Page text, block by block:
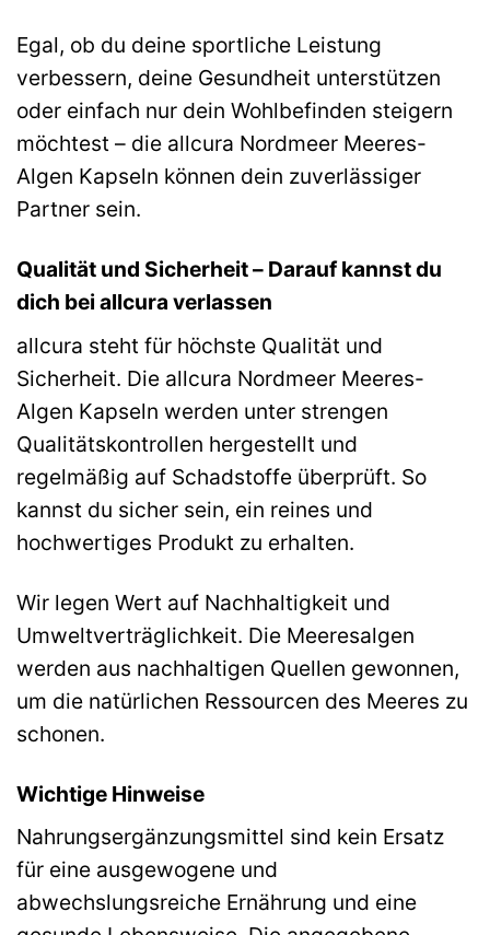
Egal, ob du deine sportliche Leistung
verbessern, deine Gesundheit unterstützen
oder einfach nur dein Wohlbefinden steigern
möchtest – die allcura Nordmeer Meeres-
Algen Kapseln können dein zuverlässiger
Partner sein.
Qualität und Sicherheit – Darauf kannst du
dich bei allcura verlassen
allcura steht für höchste Qualität und
Sicherheit. Die allcura Nordmeer Meeres-
Algen Kapseln werden unter strengen
Qualitätskontrollen hergestellt und
regelmäßig auf Schadstoffe überprüft. So
kannst du sicher sein, ein reines und
hochwertiges Produkt zu erhalten.
Wir legen Wert auf Nachhaltigkeit und
Umweltverträglichkeit. Die Meeresalgen
werden aus nachhaltigen Quellen gewonnen,
um die natürlichen Ressourcen des Meeres zu
schonen.
Wichtige Hinweise
Nahrungsergänzungsmittel sind kein Ersatz
für eine ausgewogene und
abwechslungsreiche Ernährung und eine